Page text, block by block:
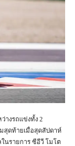
างรถแข่งทั้ง 2
สุดท้ายเมื่อสุดสัปดาห์
นรายการ ซีอีวี โมโต